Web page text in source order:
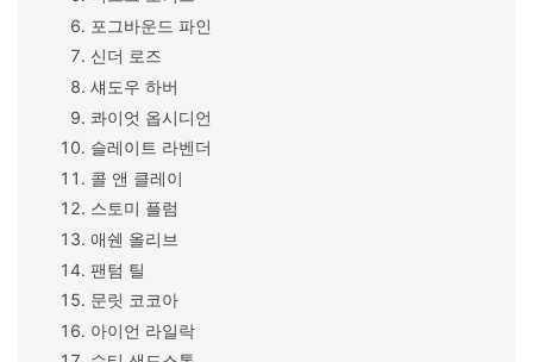
포그바운드 파인
신더 로즈
섀도우 하버
콰이엇 옵시디언
슬레이트 라벤더
콜 앤 클레이
스토미 플럼
애쉔 올리브
팬텀 틸
문릿 코코아
아이언 라일락